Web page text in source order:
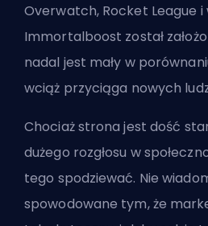
Overwatch, Rocket League i
Immortalboost został
nadal jest mały w
wciąż przyciąga nowych
Chociaż strona jest dość
dużego rozgłosu w
tego spodziewać. Nie
spowodowane tym, że